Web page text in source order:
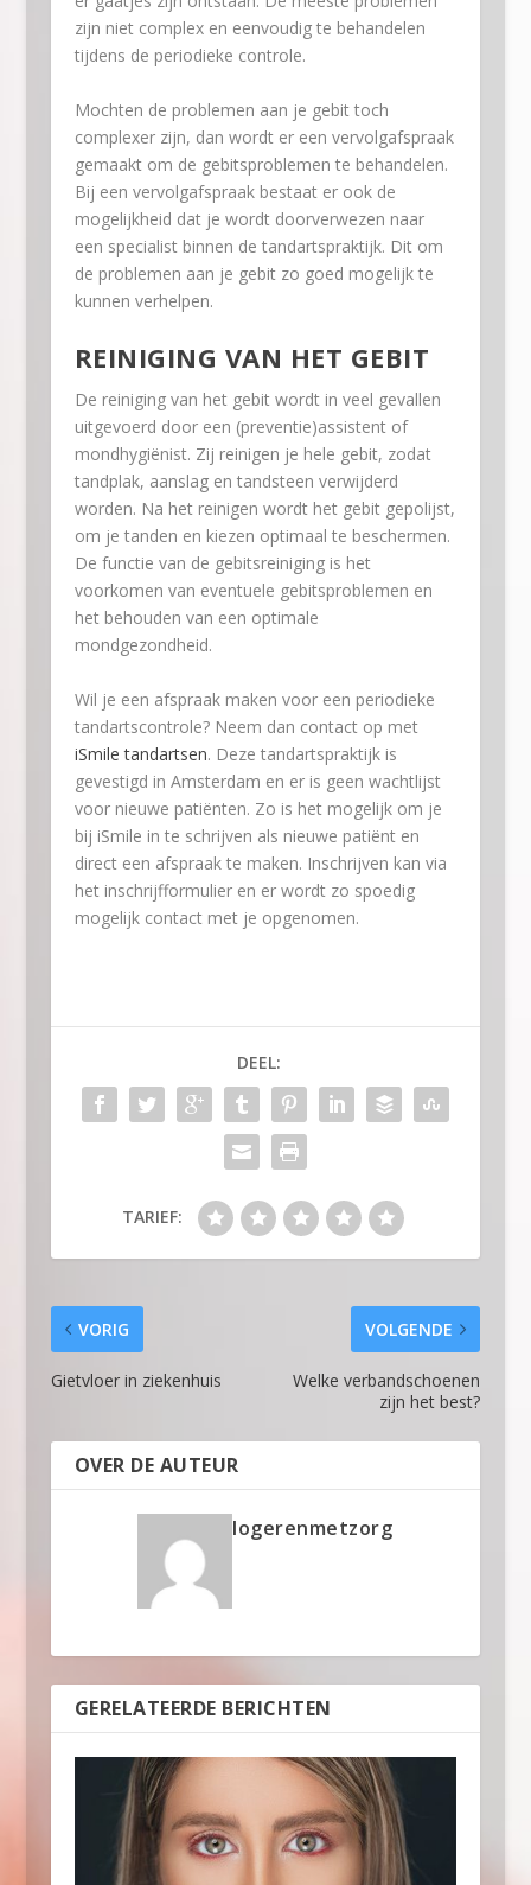
zijn niet complex en eenvoudig te behandelen
tijdens de periodieke controle.
Mochten de problemen aan je gebit toch
complexer zijn, dan wordt er een vervolgafspraak
gemaakt om de gebitsproblemen te behandelen.
Bij een vervolgafspraak bestaat er ook de
mogelijkheid dat je wordt doorverwezen naar
een specialist binnen de tandartspraktijk. Dit om
de problemen aan je gebit zo goed mogelijk te
kunnen verhelpen.
REINIGING VAN HET GEBIT
De reiniging van het gebit wordt in veel gevallen
uitgevoerd door een (preventie)assistent of
mondhygiënist. Zij reinigen je hele gebit, zodat
tandplak, aanslag en tandsteen verwijderd
worden. Na het reinigen wordt het gebit gepolijst,
om je tanden en kiezen optimaal te beschermen.
De functie van de gebitsreiniging is het
voorkomen van eventuele gebitsproblemen en
het behouden van een optimale
mondgezondheid.
Wil je een afspraak maken voor een periodieke
tandartscontrole? Neem dan contact op met
iSmile tandartsen. Deze tandartspraktijk is
gevestigd in Amsterdam en er is geen wachtlijst
voor nieuwe patiënten. Zo is het mogelijk om je
bij iSmile in te schrijven als nieuwe patiënt en
direct een afspraak te maken. Inschrijven kan via
het inschrijfformulier en er wordt zo spoedig
mogelijk contact met je opgenomen.
DEEL:
TARIEF:
VORIG
Gietvloer in ziekenhuis
VOLGENDE
Welke verbandschoenen
zijn het best?
OVER DE AUTEUR
logerenmetzorg
GERELATEERDE BERICHTEN